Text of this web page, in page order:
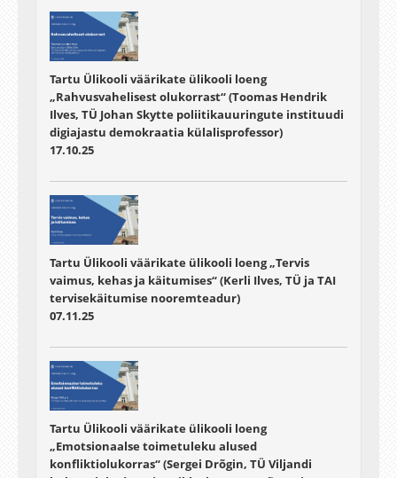
Tartu Ülikooli väärikate ülikooli loeng
„Rahvusvahelisest olukorrast“ (Toomas Hendrik
Ilves, TÜ Johan Skytte poliitikauuringute instituudi
digiajastu demokraatia külalisprofessor)
17.10.25
Tartu Ülikooli väärikate ülikooli loeng „Tervis
vaimus, kehas ja käitumises“ (Kerli Ilves, TÜ ja TAI
tervisekäitumise nooremteadur)
07.11.25
Tartu Ülikooli väärikate ülikooli loeng
„Emotsionaalse toimetuleku alused
konfliktiolukorras“ (Sergei Drõgin, TÜ Viljandi